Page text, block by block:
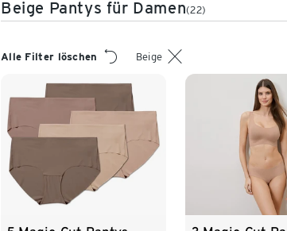
Beige Pantys für Damen(22)
Alle Filter löschen Beige